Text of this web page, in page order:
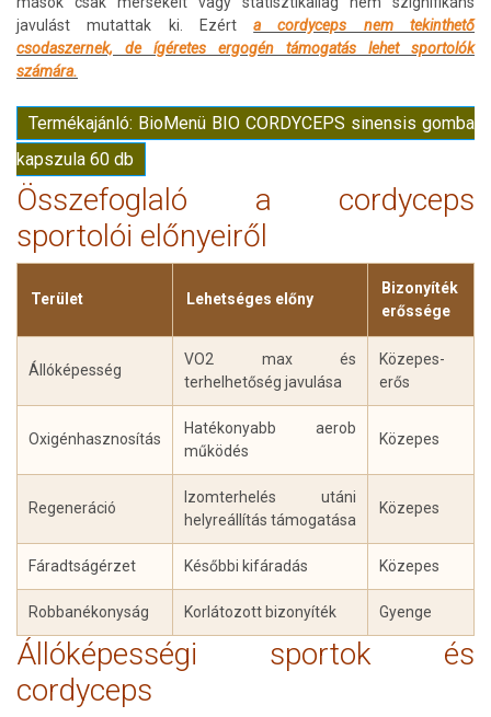
javulást mutattak ki. Ezérta cordyceps nem tekinthető
csodaszernek, de ígéretes ergogén támogatás lehet sportolók
számára.
Termékajánló: BioMenü BIO CORDYCEPS sinensis gomba
kapszula 60 db
Összefoglaló a cordyceps
sportolói előnyeiről
Terület Lehetséges előny
Bizonyíték
erőssége
Állóképesség
VO2 max és
terhelhetőség javulása
Közepes-
erős
Oxigénhasznosítás
Hatékonyabb aerob
működés
Közepes
Regeneráció
Izomterhelés utáni
helyreállítás támogatása
Közepes
Fáradtságérzet Későbbi kifáradás Közepes
Robbanékonyság Korlátozott bizonyíték Gyenge
Állóképességi sportok és
cordyceps